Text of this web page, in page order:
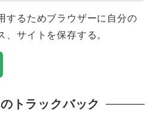
するためブラウザーに自分の
サイトを保存する。
トラックバック